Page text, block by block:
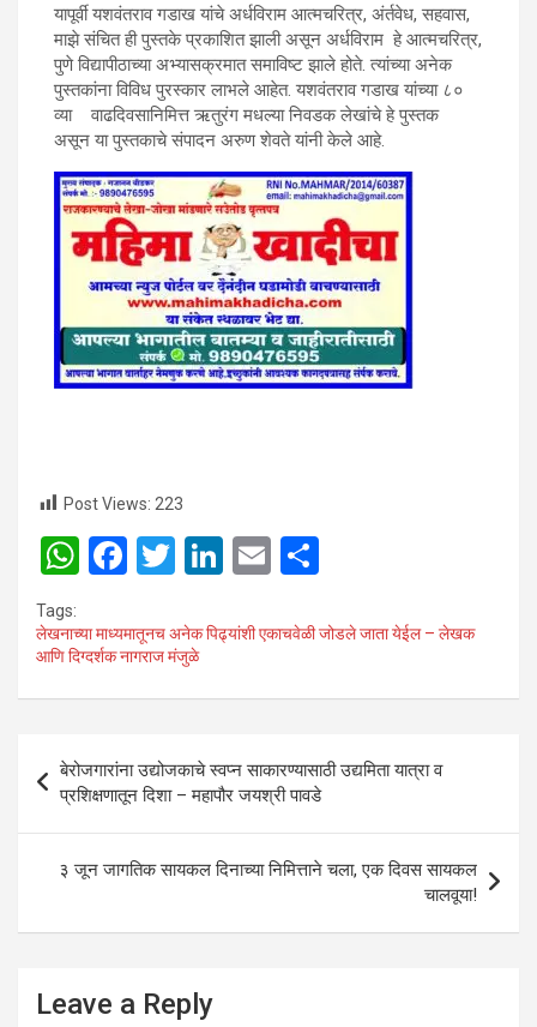
यापूर्वी यशवंतराव गडाख यांचे अर्धविराम आत्मचरित्र, अंर्तवेध, सहवास,
माझे संचित ही पुस्तके प्रकाशित झाली असून अर्धविराम हे आत्मचरित्र,
पुणे विद्यापीठाच्या अभ्यासक्रमात समाविष्ट झाले होते. त्यांच्या अनेक
पुस्तकांना विविध पुरस्कार लाभले आहेत. यशवंतराव गडाख यांच्या ८०
व्या वाढदिवसानिमित्त ऋतुरंग मधल्या निवडक लेखांचे हे पुस्तक
असून या पुस्तकाचे संपादन अरुण शेवते यांनी केले आहे.
Post Views: 223
W
at
s
A
p
F
ce
b
o
k
T
tt
er
Li
ke
n
E
ail ar
Tags:
लेखनाच्या माध्यमातूनच अनेक पिढ्यांशी एकाचवेळी जोडले जाता येईल – लेखक
आणि दिग्दर्शक नागराज मंजुळे
Post
navigation
बेरोजगारांना उद्योजकाचे स्वप्न साकारण्यासाठी उद्यमिता यात्रा व
प्रशिक्षणातून दिशा – महापौर जयश्री पावडे
३ जून जागतिक सायकल दिनाच्या निमित्ताने चला, एक दिवस सायकल
चालवूया!
Leave a Reply